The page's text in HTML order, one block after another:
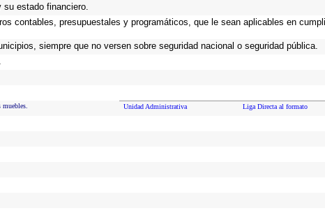
su estado financiero.
contables, presupuestales y programáticos, que le sean aplicables en
siempre que no versen sobre seguridad nacional o seguridad pública.
Unidad Administrativa Liga Directa al formato